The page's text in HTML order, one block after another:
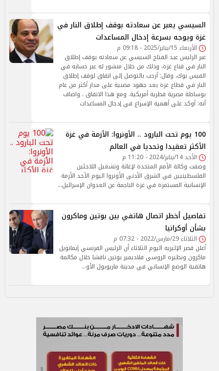
السيسي يعبر عن سعادته بوقف إطلاق النار في
غزة ويوجه بسرعة إدخال المساعدات
الأربعاء 15/يناير/2025 - 09:18 م
عبر الرئيس عبد الفتاح السيسي عن سعادته بوقف إطلاق
النار في قناع غزة، وذلك من خلال منشور له عبر حسابه في
الفيس بوك، وقال: أرحب بالتوصل إلى اتفاق لوقف إطلاق
النار في قطاع غزة بعد جهود مضنية على مدار أكثر من عام
بوساطة مصرية قطرية أمريكية. ومع هذا الاتفاق . واضاف
أنه: أوكد على أهمية الإسراع في إدخال المساعدات
100 يوم تحت البارود .. الأونروا: الأزمة في غزة
الأكثر تعقيدا وتحديا في العالم
الأحد 14/يناير/2024 - 11:20 م
وصفت وكالة الأمم المتحدة لإغاثة وتشغيل اللاجئين
الفلسطينيين في الشرق الأدنى الأونروا اليوم الأحد الأزمة
الإنسانية المستمرة في غزة الناجمة عن العدوان الإسرائيل…
تفاصيل أخطر اتصال هاتفي بين بوتين وماكرون
بشأن أوكرانيا
الثلاثاء 29/مارس/2022 - 07:32 م
أعلن قصر الإليزيه اليوم الثلاثاء أن الرئيس الفرنسي إيمانويل
ماكرون ونظيره الروسي فلاديمير بوتين ناقشا خلال مكالمة
هاتفية الوضع الإنساني في مدينة ماريوبول الأو…